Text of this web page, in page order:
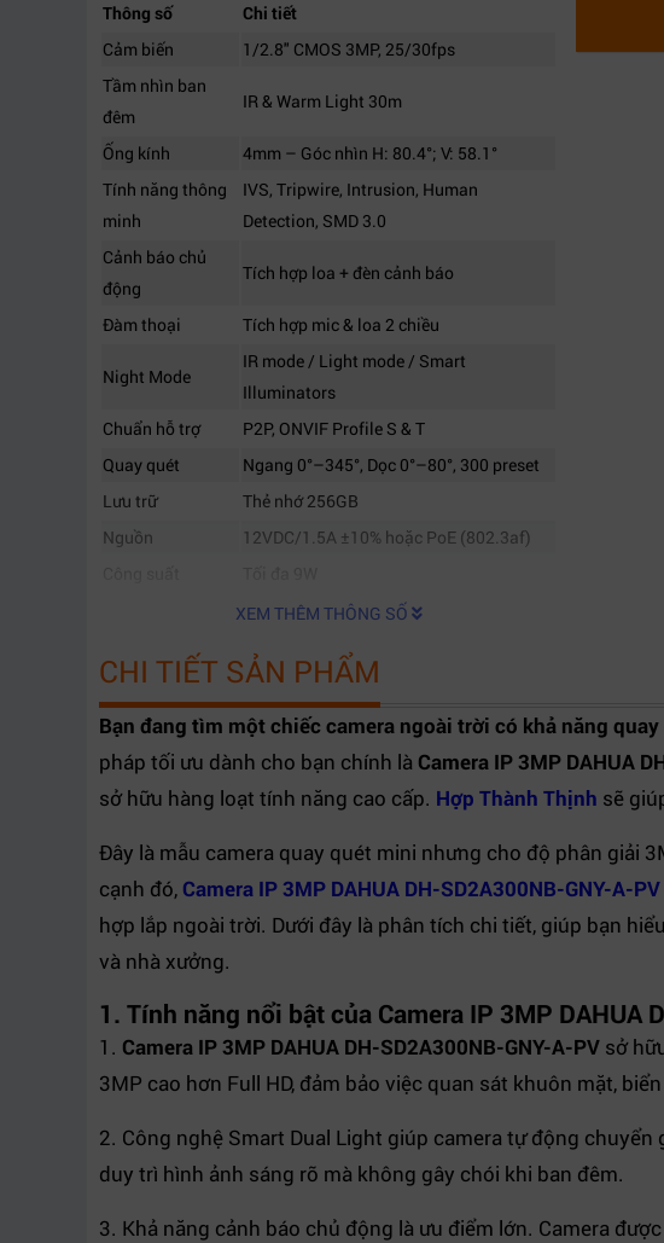
Thông số
Chi tiết
Cảm biến
1/2.8" CMOS 3MP, 25/30fps
Tầm nhìn ban
đêm
IR & Warm Light 30m
Ống kính
4mm – Góc nhìn H: 80.4°; V: 58.1°
Tính năng thông
minh
IVS, Tripwire, Intrusion, Human
Detection, SMD 3.0
Cảnh báo chủ
động
Tích hợp loa + đèn cảnh báo
Đàm thoại Tích hợp mic & loa 2 chiều
Night Mode
IR mode / Light mode / Smart
Illuminators
Chuẩn hỗ trợ
P2P, ONVIF Profile S & T
Quay quét
Ngang 0°–345°, Dọc 0°–80°, 300 preset
Lưu trữ
Thẻ nhớ 256GB
Nguồn
12VDC/1.5A ±10% hoặc PoE (802.3af)
IP66
Trọng lượng
0.5kg
XEM THÊM THÔNG SỐ
CHI TIẾT SẢN PHẨM
Bạn đang tìm một chiếc camera ngoài trời có khả năng
pháp tối ưu dành cho bạn chính là Camera IP 3MP DAHUA
sở hữu hàng loạt tính năng cao cấp. Hợp Thành Thịnh sẽ
Đây là mẫu camera quay quét mini nhưng cho độ phân giải
cạnh đó, Camera IP 3MP DAHUA DH-SD2A300NB-GNY-A-PV
hợp lắp ngoài trời. Dưới đây là phân tích chi tiết, giúp bạn
và nhà xưởng.
1. Tính năng nổi bật của Camera IP 3MP DAHUA
1. Camera IP 3MP DAHUA DH-SD2A300NB-GNY-A-PV sở
3MP cao hơn Full HD, đảm bảo việc quan sát khuôn mặt,
2. Công nghệ Smart Dual Light giúp camera tự động
duy trì hình ảnh sáng rõ mà không gây chói khi ban đêm.
3. Khả năng cảnh báo chủ động là ưu điểm lớn. Camera